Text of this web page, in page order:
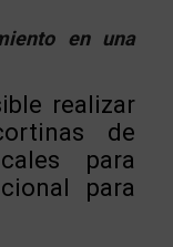
en una
realizar
de
para
para